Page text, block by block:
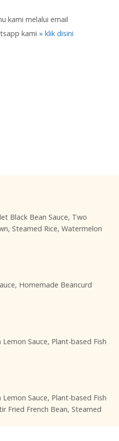
kami melalui email
kami » klik disini
Black Bean Sauce, Two
Steamed Rice, Watermelon
Homemade Beancurd
Sauce, Plant-based Fish
Sauce, Plant-based Fish
Fried French Bean, Steamed